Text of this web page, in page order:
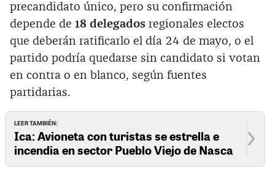
precandidato único, pero su confirmación
depende de 18 delegados regionales electos
que deberán ratificarlo el día 24 de mayo, o el
partido podría quedarse sin candidato si votan
en contra o en blanco, según fuentes
partidarias.
LEER TAMBIÉN:
Ica: Avioneta con turistas se estrella e
incendia en sector Pueblo Viejo de Nasca